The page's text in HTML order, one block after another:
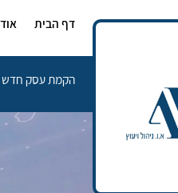
דף הבית
הקמת עסק חדש